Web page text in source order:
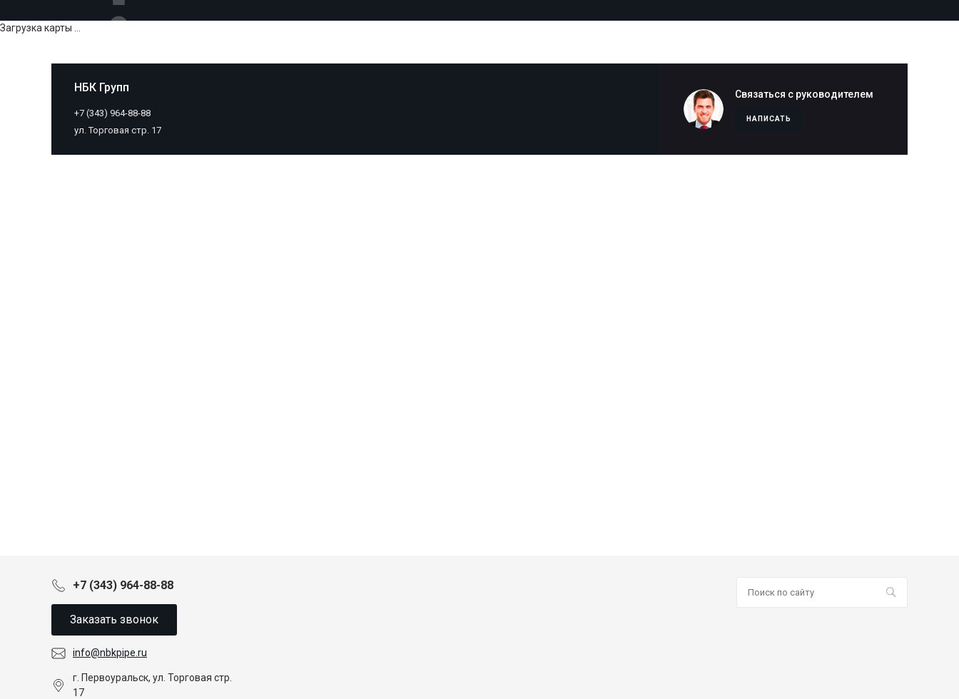
Связаться с руководителем
НАПИСАТЬ
НБК Групп
+7 (343) 964-88-88
ул. Торговая стр. 17
Загрузка карты ...
+7 (343) 964-88-88
Заказать звонок
info@nbkpipe.ru
г. Первоуральск, ул. Торговая стр.
17